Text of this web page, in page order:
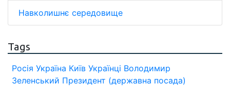
Навколишнє середовище
Tags
Росія Україна Київ Українці Володимир
Зеленський Президент (державна посада)